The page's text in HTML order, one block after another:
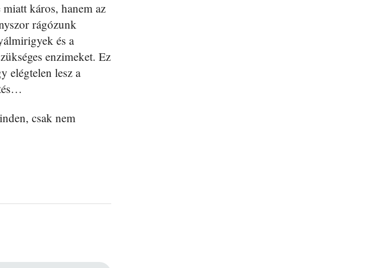
káros, hanem az
rágózunk
és a
enzimeket. Ez
elégtelen lesz a
csak nem